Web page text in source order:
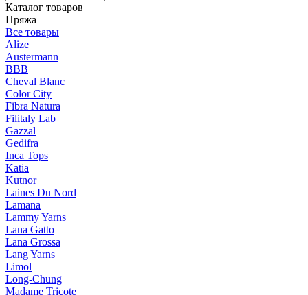
Каталог товаров
Пряжа
Все товары
Alize
Austermann
BBB
Cheval Blanc
Color City
Fibra Natura
Filitaly Lab
Gazzal
Gedifra
Inca Tops
Katia
Kutnor
Laines Du Nord
Lamana
Lammy Yarns
Lana Gatto
Lana Grossa
Lang Yarns
Limol
Long-Chung
Madame Tricote